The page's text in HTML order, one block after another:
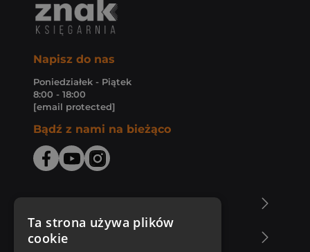
Napisz do nas
Poniedziałek - Piątek
8:00 - 18:00
[email protected]
Bądź z nami na bieżąco
Zakupy u nas
Ta strona używa plików
cookie